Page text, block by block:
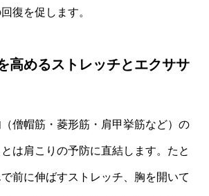
復を促します。
高めるストレッチとエクササ
僧帽筋・菱形筋・肩甲挙筋など）の
は肩こりの予防に直結します。たと
前に伸ばすストレッチ、胸を開いて